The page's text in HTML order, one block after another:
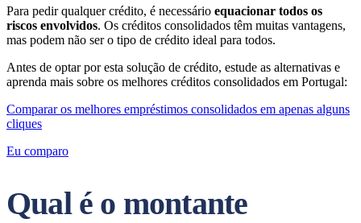
Para pedir qualquer crédito, é necessário equacionar todos os
riscos envolvidos. Os créditos consolidados têm muitas vantagens,
mas podem não ser o tipo de crédito ideal para todos.
Antes de optar por esta solução de crédito, estude as alternativas e
aprenda mais sobre os melhores créditos consolidados em Portugal:
Comparar os melhores empréstimos consolidados em apenas alguns
cliques
Eu comparo
Qual é o montante